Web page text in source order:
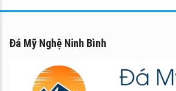
Đá Mỹ Nghệ Ninh Bình